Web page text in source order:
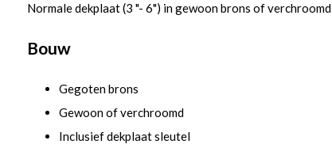
Normale dekplaat (3 "- 6") in gewoon brons of verchroomd
Bouw
Gegoten brons
Gewoon of verchroomd
Inclusief dekplaat sleutel